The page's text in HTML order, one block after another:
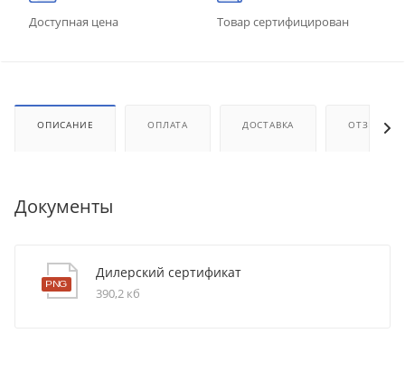
Доступная цена Товар сертифицирован
ОПИСАНИЕ ОПЛАТА ДОСТАВКА ОТЗЫВЫ
Документы
Дилерский сертификат
390,2 кб